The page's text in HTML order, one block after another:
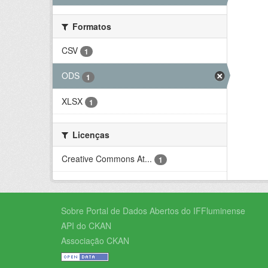
Formatos
CSV
1
ODS 1
XLSX 1
Licenças
Creative Commons At...
1
Sobre Portal de Dados Abertos do IFFluminense
API do CKAN
Associação CKAN